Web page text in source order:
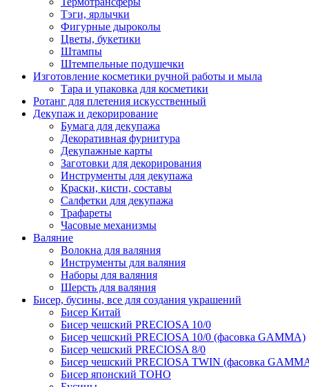
Тэги, ярлычки
Фигурные дыроколы
Цветы, букетики
Штампы
Штемпельные подушечки
Изготовление косметики ручной работы и мыла
Тара и упаковка для косметики
Ротанг для плетения искусственный
Декупаж и декорирование
Бумага для декупажа
Декоративная фурнитура
Декупажные карты
Заготовки для декорирования
Инструменты для декупажа
Краски, кисти, составы
Салфетки для декупажа
Трафареты
Часовые механизмы
Валяние
Волокна для валяния
Инструменты для валяния
Наборы для валяния
Шерсть для валяния
Бисер, бусины, все для создания украшений
Бисер Китай
Бисер чешский PRECIOSA 10/0
Бисер чешский PRECIOSA 10/0 (фасовка GAMMA)
Бисер чешский PRECIOSA 8/0
Бисер чешский PRECIOSA TWIN (фасовка
Бисер японский TOHO